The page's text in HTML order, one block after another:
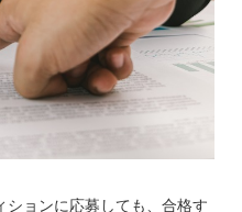
ョンに応募しても、合格す